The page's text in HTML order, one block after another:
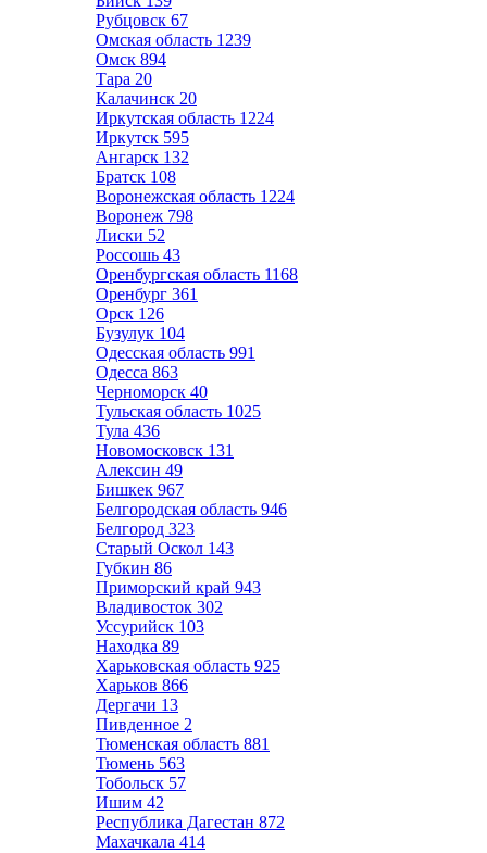
Рубцовск 67
Омская область 1239
Омск 894
Тара 20
Калачинск 20
Иркутская область 1224
Иркутск 595
Ангарск 132
Братск 108
Воронежская область 1224
Воронеж 798
Лиски 52
Россошь 43
Оренбургская область 1168
Оренбург 361
Орск 126
Бузулук 104
Одесская область 991
Одесса 863
Черноморск 40
Тульская область 1025
Тула 436
Новомосковск 131
Алексин 49
Бишкек 967
Белгородская область 946
Белгород 323
Старый Оскол 143
Губкин 86
Приморский край 943
Владивосток 302
Уссурийск 103
Находка 89
Харьковская область 925
Харьков 866
Дергачи 13
Пивденное 2
Тюменская область 881
Тюмень 563
Тобольск 57
Ишим 42
Республика Дагестан 872
Махачкала 414